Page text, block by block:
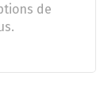
de